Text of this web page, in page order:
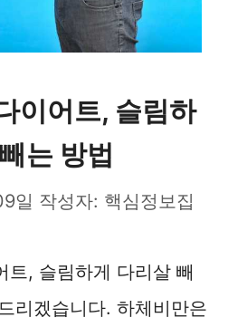
이어트, 슬림하
는 방법
일 작성자: 핵심정보집
트, 슬림하게 다리살 빼
리겠습니다. 하체비만은